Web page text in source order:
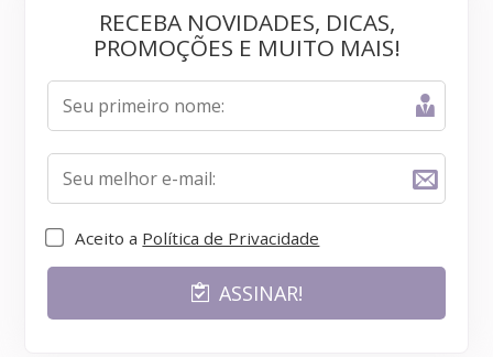
RECEBA NOVIDADES, DICAS,
PROMOÇÕES E MUITO MAIS!
Aceito a Política de Privacidade
ASSINAR!